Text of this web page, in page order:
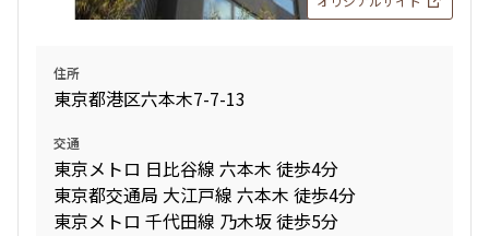
住所
東京都港区六本木7-7-13
交通
東京メトロ 日比谷線 六本木 徒歩4分
東京都交通局 大江戸線 六本木 徒歩4分
東京メトロ 千代田線 乃木坂 徒歩5分